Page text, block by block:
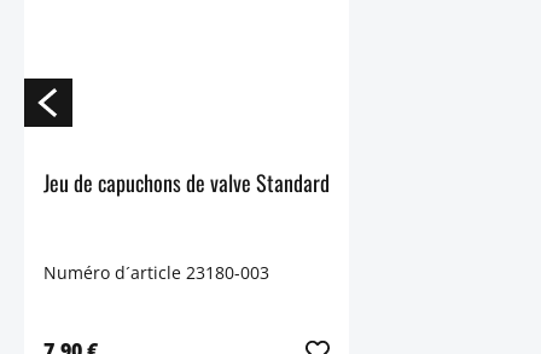
Jeu de capuchons de valve Standard
Numéro d´article 23180-003